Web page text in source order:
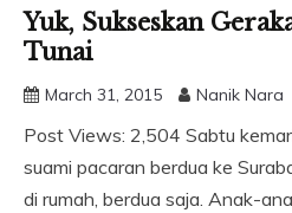
Yuk, Sukseskan
Tunai
March 31, 2015 Nanik Nara
Post Views: 2,504 Sabtu
suami pacaran berdua ke
di rumah, berdua saja. Anak-